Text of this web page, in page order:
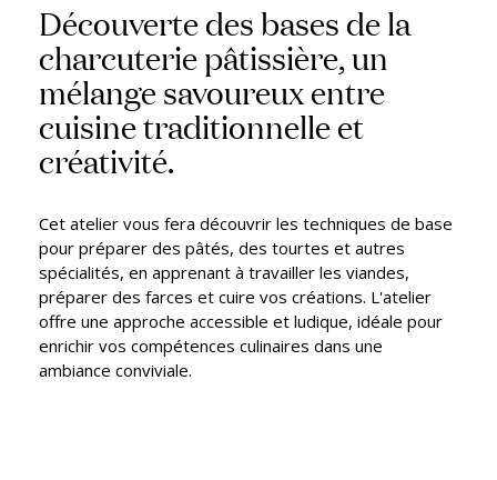
Découverte des bases de la
charcuterie pâtissière, un
mélange savoureux entre
cuisine traditionnelle et
créativité.
Cet atelier vous fera découvrir les techniques de base
pour préparer des pâtés, des tourtes et autres
spécialités, en apprenant à travailler les viandes,
préparer des farces et cuire vos créations. L'atelier
offre une approche accessible et ludique, idéale pour
enrichir vos compétences culinaires dans une
ambiance conviviale.